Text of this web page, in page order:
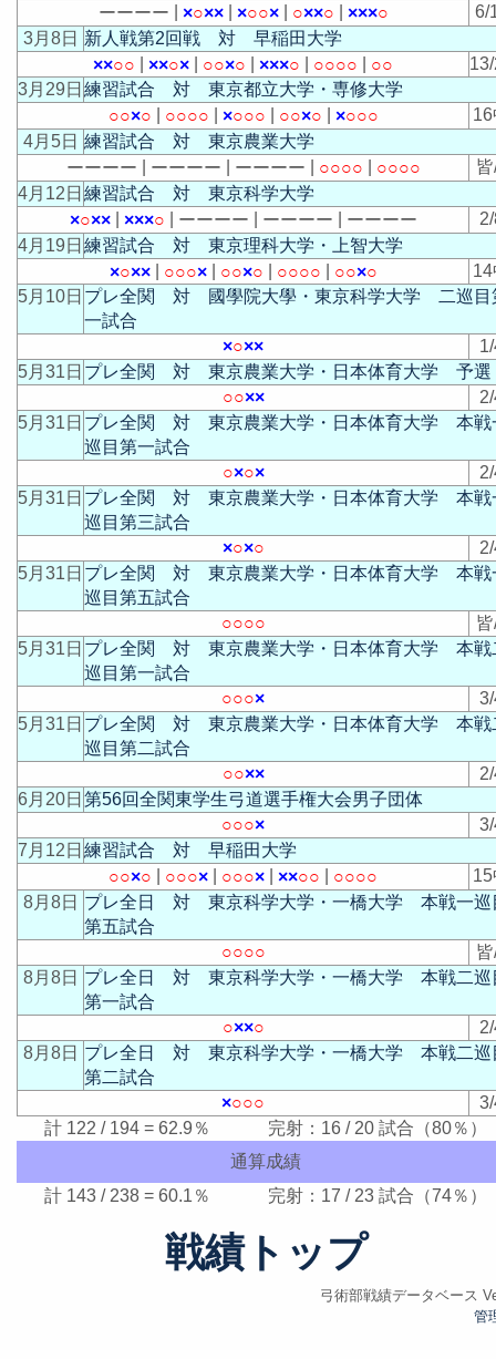
ーーーー ×○××| ×○○×| ○××○ ×××○
6/
3月8日 新人戦第2回戦 対 早稲田大学
××○○ ××○× ○○×○ ×××○ ○○○○ ○○
3月29日 練習試合 対 東京都立大学・専修大学
○○×○ ○○○○ ×○○○ ○○×○ ×○○○
4月5日 練習試合 対 東京農業大学
ーーーー ーーーー ーーーー ○○○○ ○○○○
4月12日 練習試合 対 東京科学大学
×○××| ×××○ ーーーー ーーーー ーーーー
4月19日 練習試合 対 東京理科大学・上智大学
×○××| ○○○×| ○○×○ ○○○○ ○○×○
5月10日 プレ全関 対 國學院大學・東京科学大学 二巡目
一試合
×○××
5月31日 プレ全関 対 東京農業大学・日本体育大学 予選
○○××
5月31日 プレ全関 対 東京農業大学・日本体育大学 本戦
巡目第一試合
○×○×
5月31日 プレ全関 対 東京農業大学・日本体育大学 本戦
巡目第三試合
×○×○
5月31日 プレ全関 対 東京農業大学・日本体育大学 本戦
巡目第五試合
○○○○
5月31日 プレ全関 対 東京農業大学・日本体育大学 本戦
巡目第一試合
○○○×
5月31日 プレ全関 対 東京農業大学・日本体育大学 本戦
巡目第二試合
○○××
6月20日 第56回全関東学生弓道選手権大会男子団体
○○○×
7月12日 練習試合 対 早稲田大学
○○×○ ○○○× ○○○× ××○○ ○○○○
8月8日 プレ全日 対 東京科学大学・一橋大学 本戦一巡
第五試合
○○○○
8月8日 プレ全日 対 東京科学大学・一橋大学 本戦二巡
第一試合
○××○
8月8日 プレ全日 対 東京科学大学・一橋大学 本戦二巡
第二試合
×○○○
計 122 / 194 = 62.9％ 完射：16 / 20 試合（80％）
通算成績
計 143 / 238 = 60.1％ 完射：17 / 23 試合（74％）
戦績トップ
弓術部戦績データベース
管